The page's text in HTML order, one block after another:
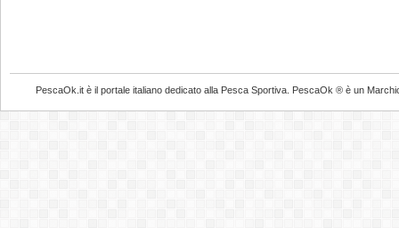
PescaOk.it è il portale italiano dedicato alla Pesca Sportiva. PescaOk ® è un